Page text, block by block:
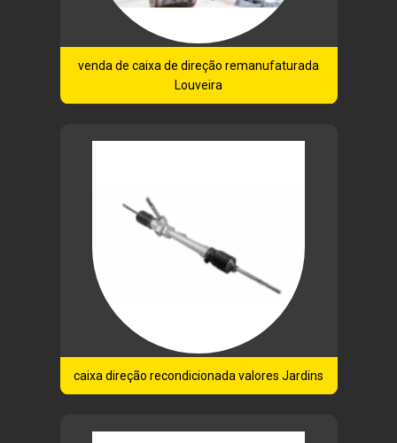
venda de caixa de direção remanufaturada
Louveira
caixa direção recondicionada valores Jardins